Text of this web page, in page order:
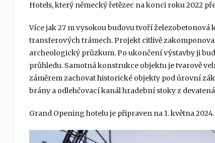
Hotels, který německý řetězec na konci roku 2022
Více jak 27 m vysokou budovu tvoří
transferových trámech. Projekt citlivě
archeologický průzkum. Po ukončení výstavby ji
průhledu. Samotná konstrukce objektu je tvarově
záměrem zachovat historické objekty pod úrovní
brány a odlehčovací kanál hradební stoky z
Grand Opening hotelu je připraven na 1. května 2024.